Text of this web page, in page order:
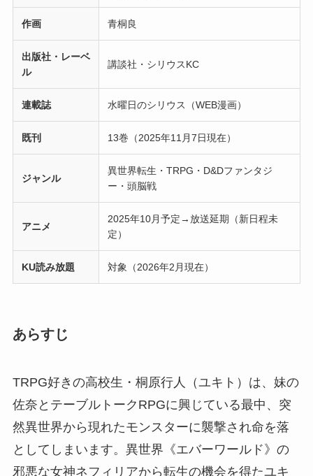
作画 青桐良
出版社・レーベ
ル
講談社・シリウスKC
連載誌 水曜日のシリウス（WEB漫画）
既刊 13巻（2025年11月7日現在）
ジャンル
異世界転生・TRPG・D&Dファンタジ
ー・頭脳戦
アニメ
2025年10月予定→放送延期（新日程未
定）
KU読み放題 対象（2026年2月現在）
あらすじ
TRPG好きの高校生・桐原行人（ユキト）は、妹の
佐奈とテーブルトークRPGに興じている最中、突
然異世界から現れたモンスターに襲撃され命を落
としてしまいます。異世界《エバーワールド》の
邪悪な女神ネフィリアから転生の機会を得たユキ